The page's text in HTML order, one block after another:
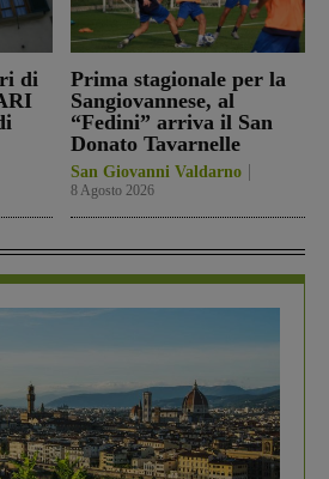
di
Prima stagionale per la
Sangiovannese, al
“Fedini” arriva il San
Donato Tavarnelle
San Giovanni Valdarno
8 Agosto 2026